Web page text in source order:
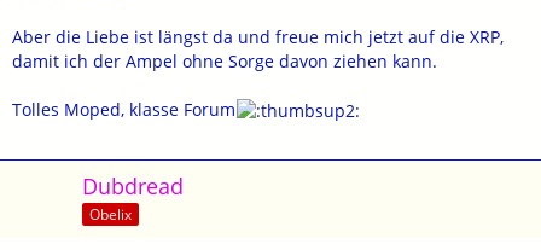
Aber die Liebe ist längst da und freue mich jetzt auf die XRP,
damit ich der Ampel ohne Sorge davon ziehen kann.
Tolles Moped, klasse Forum
Dubdread
Obelix